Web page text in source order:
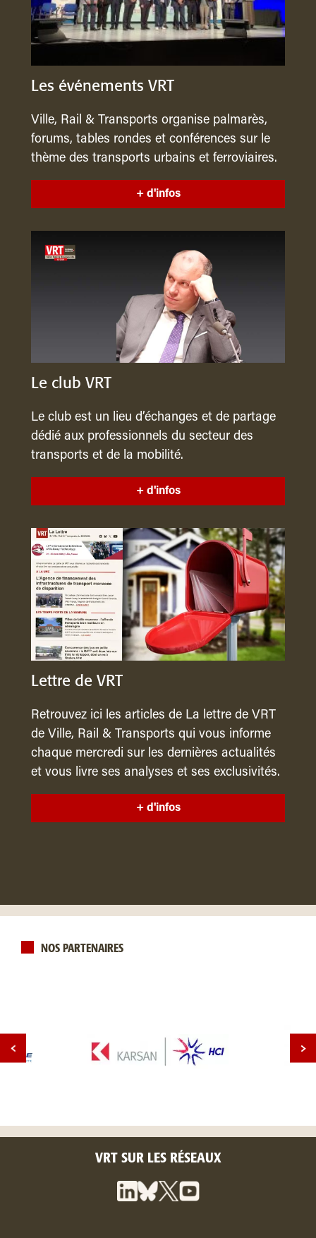
Les événements VRT
Ville, Rail & Transports organise palmarès,
forums, tables rondes et conférences sur le
thème des transports urbains et ferroviaires.
+ d'infos
Le club VRT
Le club est un lieu d’échanges et de partage
dédié aux professionnels du secteur des
transports et de la mobilité.
+ d'infos
Lettre de VRT
Retrouvez ici les articles de La lettre de VRT
de Ville, Rail & Transports qui vous informe
chaque mercredi sur les dernières actualités
et vous livre ses analyses et ses exclusivités.
+ d'infos
NOS PARTENAIRES
VRT SUR LES RÉSEAUX